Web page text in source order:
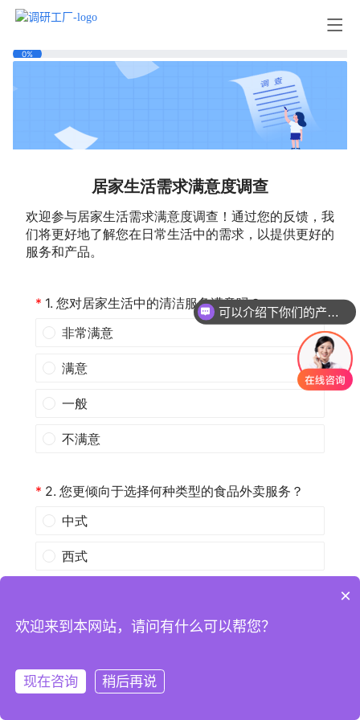
注册
×
欢迎来到本网站，请问有什么可以帮您？
现在咨询 稍后再说